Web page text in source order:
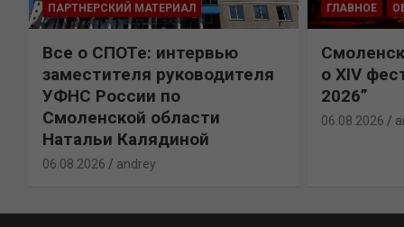
ПАРТНЕРСКИЙ МАТЕРИАЛ
Все о СПОТе: интервью
заместителя руководителя
УФНС России по
Смоленской области
Натальи Калядиной
06.08.2026 andrey
ГЛАВНОЕ
о XIV
2026”
06.08.2026